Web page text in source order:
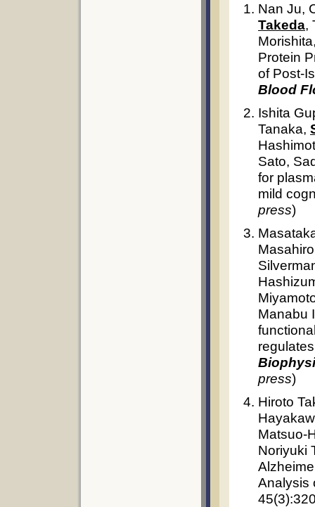
Nan Ju,
Takeda,
Protein
of Post-
Blood
Ishita
Tanaka,
Sato,
for
mild
press)
Manabu
press)
Hiroto
Matsuo-
Noriyuki
Analysis